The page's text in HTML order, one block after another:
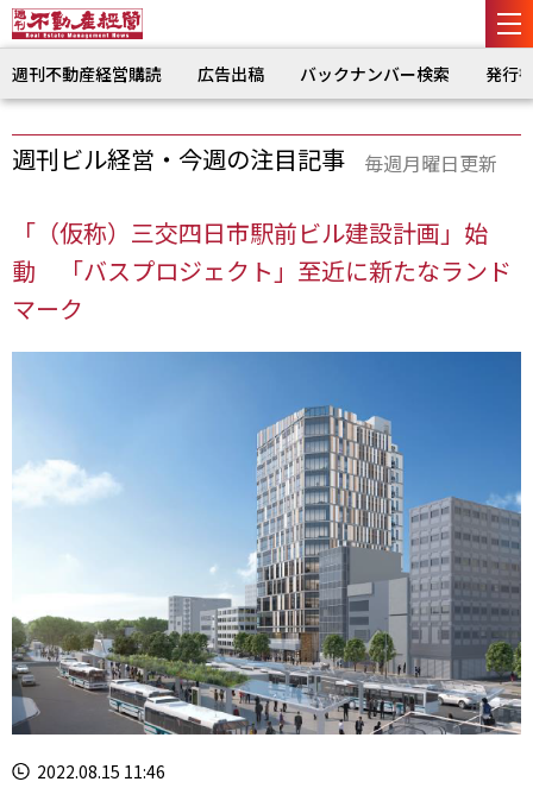
週刊不動産経営購読 広告出稿 バックナンバー検索 発行
週刊ビル経営・今週の注目記事 毎週月曜日更新
「（仮称）三交四日市駅前ビル建設計画」始
動 「バスプロジェクト」至近に新たなランド
マーク
2022.08.15 11:46